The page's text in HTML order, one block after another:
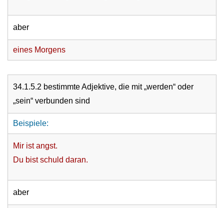
aber
eines Morgens
34.1.5.2 bestimmte Adjektive, die mit „werden“ oder
„sein“ verbunden sind
Beispiele:
Mir ist angst.
Du bist schuld daran.
aber